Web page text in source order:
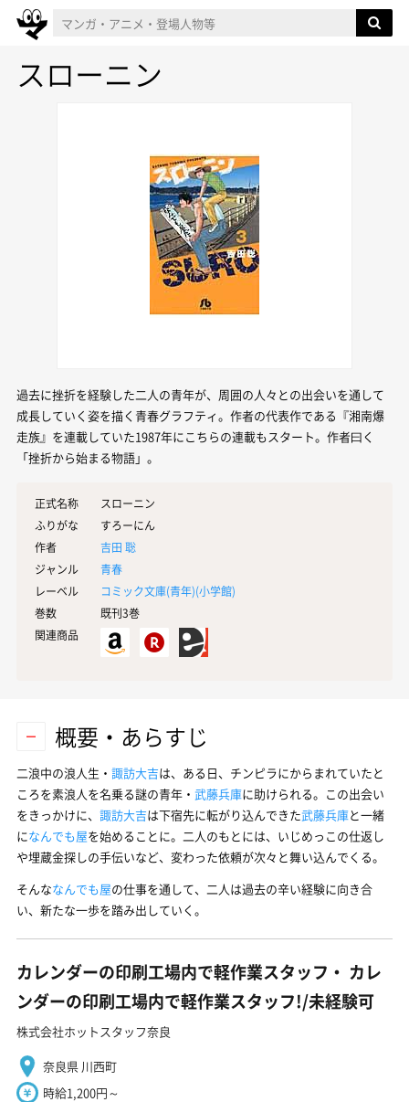
スローニン
過去に挫折を経験した二人の青年が、周囲の人々との出会いを通して
成長していく姿を描く青春グラフティ。作者の代表作である『湘南爆
走族』を連載していた1987年にこちらの連載もスタート。作者曰く
「挫折から始まる物語」。
正式名称
スローニン
ふりがな
すろーにん
作者
吉田 聡
ジャンル
青春
レーベル
コミック文庫(青年)(小学館)
巻数
既刊3巻
関連商品
概要・あらすじ
二浪中の浪人生・ 諏訪大吉は、ある日、チンピラにからまれていたと
ころを素浪人を名乗る謎の青年・ 武藤兵庫に助けられる。この出会い
をきっかけに、 諏訪大吉は下宿先に転がり込んできた武藤兵庫と一緒
になんでも屋を始めることに。二人のもとには、いじめっこの仕返し
や埋蔵金探しの手伝いなど、変わった依頼が次々と舞い込んでくる。
そんななんでも屋の仕事を通して、二人は過去の辛い経験に向き合
い、新たな一歩を踏み出していく。
カレンダーの印刷工場内で軽作業スタッフ・ カレ
ンダーの印刷工場内で軽作業スタッフ!/未経験可
株式会社ホットスタッフ奈良
奈良県 川西町
時給1,200円～